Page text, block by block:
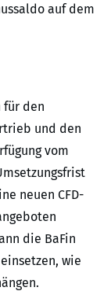
auf dem
für den
und den
vom
neuen CFD-
die BaFin
wie